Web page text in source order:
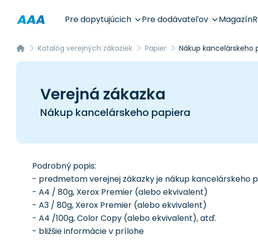
Pre dopytujúcich Pre dodávateľov Magazín
Katalóg verejných zákaziek Papier Nákup kancelárskeho
Verejná zákazka
Nákup kancelárskeho papiera
Podrobný popis:
- predmetom verejnej zákazky je nákup kancelárskeho
- A4 / 80g, Xerox Premier (alebo ekvivalent)
- A3 / 80g, Xerox Premier (alebo ekvivalent)
- A4 /100g, Color Copy (alebo ekvivalent), atď.
- bližšie informácie v prílohe